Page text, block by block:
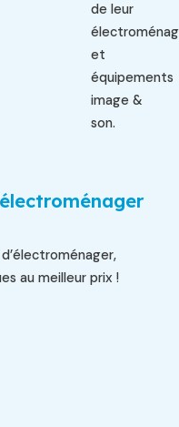
de leur
et
équipements
image &
son.
au meilleur prix !